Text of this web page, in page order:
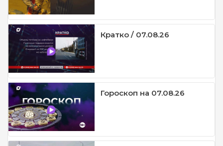
Кратко / 07.08.26
Гороскоп на 07.08.26